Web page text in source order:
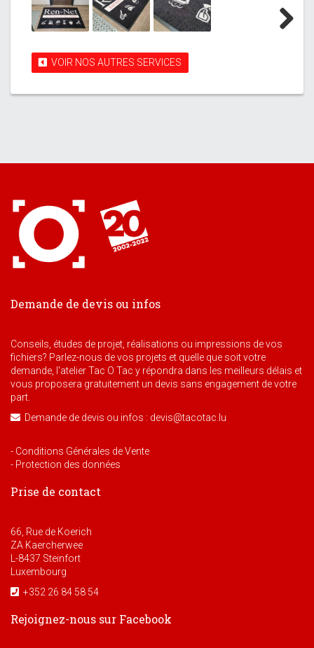
VOIR NOS AUTRES SERVICES
Demande de devis ou infos
Conseils, études de projet, réalisations ou impressions de vos
fichiers? Parlez-nous de vos projets et quelle que soit votre
demande, l'atelier Tac O Tac y répondra dans les meilleurs délais et
vous proposera gratuitement un devis sans engagement de votre
part.
Demande de devis ou infos : devis@tacotac.lu
- Conditions Générales de Vente
- Protection des données
Prise de contact
66, Rue de Koerich
ZA Kaercherwee
L-8437 Steinfort
Luxembourg
+352 26 84 58 54
Rejoignez-nous sur Facebook